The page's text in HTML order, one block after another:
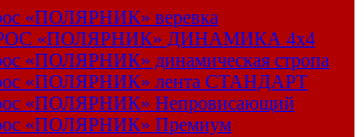
«ПОЛЯРНИК» веревка
«ПОЛЯРНИК» ДИНАМИКА 4х4
«ПОЛЯРНИК» динамическая стропа
«ПОЛЯРНИК» лента СТАНДАРТ
«ПОЛЯРНИК» Непровисающий
«ПОЛЯРНИК» Премиум